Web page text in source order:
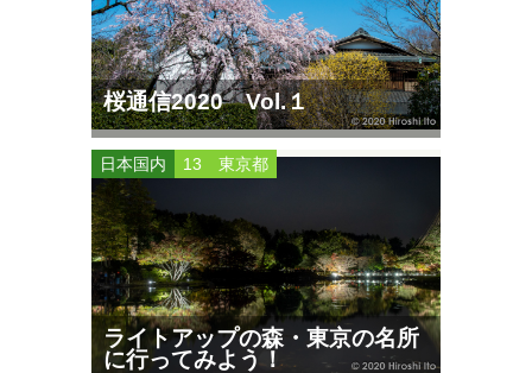
桜通信2020 Vol.１
日本国内 13 東京都
ライトアップの森・東京の名所
に行ってみよう！